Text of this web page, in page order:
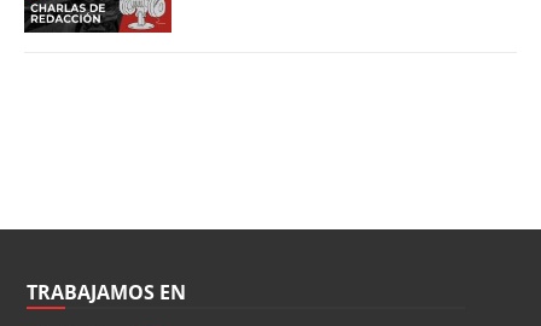
TRABAJAMOS EN